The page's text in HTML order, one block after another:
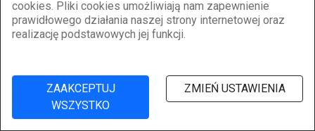
cookies. Pliki cookies umożliwiają nam zapewnienie
prawidłowego działania naszej strony internetowej oraz
realizację podstawowych jej funkcji.
ZAAKCEPTUJ
WSZYSTKO
ZMIEŃ USTAWIENIA